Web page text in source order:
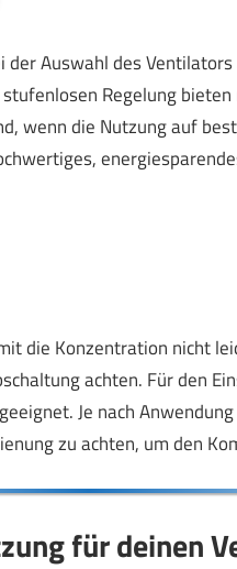
Auswahl des
Regelung
wenn die Nutzung auf
die Konzentration nicht
achten. Für den
Je nach
zu achten, um den
für deinen